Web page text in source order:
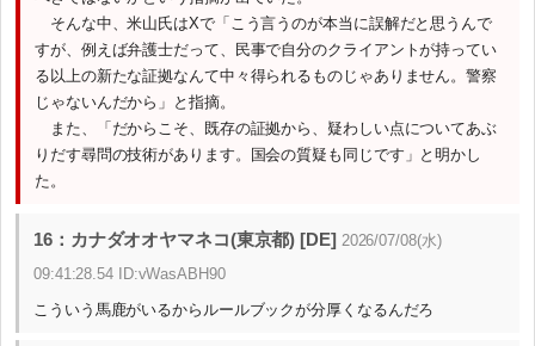
そんな中、米山氏はXで「こう言うのが本当に誤解だと思うんで
すが、例えば弁護士だって、民事で自分のクライアントが持ってい
る以上の新たな証拠なんて中々得られるものじゃありません。警察
じゃないんだから」と指摘。
また、「だからこそ、既存の証拠から、疑わしい点についてあぶ
りだす尋問の技術があります。国会の質疑も同じです」と明かし
た。
16：カナダオオヤマネコ(東京都) [DE] 2026/07/08(水)
09:41:28.54 ID:vWasABH90
こういう馬鹿がいるからルールブックが分厚くなるんだろ